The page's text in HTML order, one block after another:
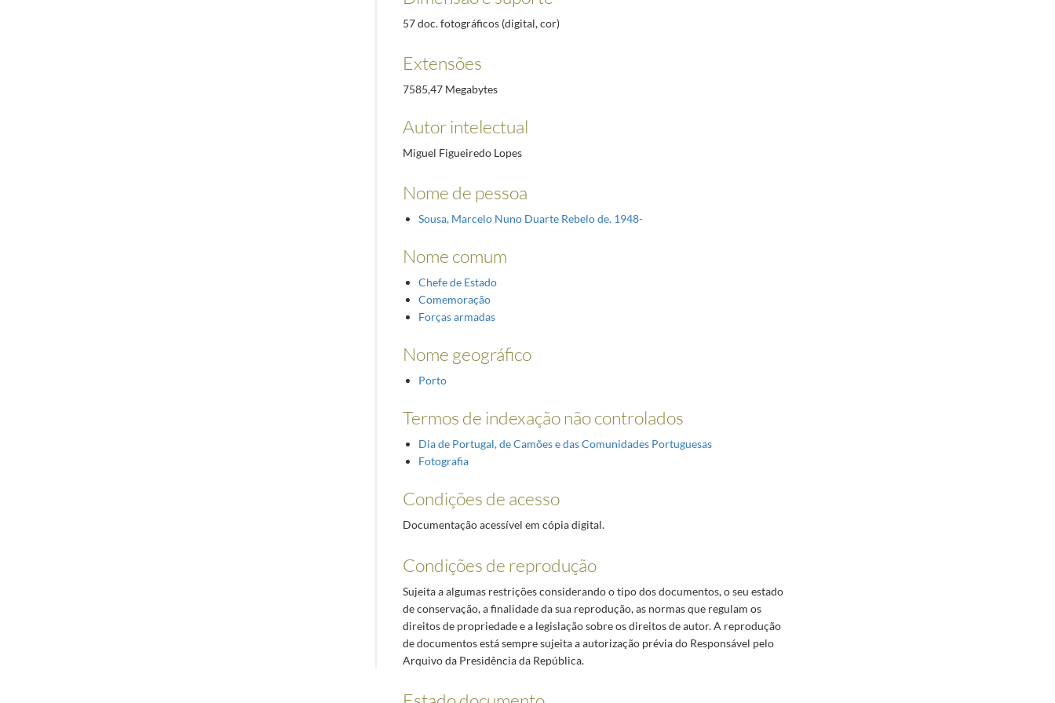
57 doc. fotográficos (digital, cor)
Extensões
7585,47 Megabytes
Autor intelectual
Miguel Figueiredo Lopes
Nome de pessoa
Sousa, Marcelo Nuno Duarte Rebelo de. 1948-
Nome comum
Chefe de Estado
Comemoração
Forças armadas
Nome geográfico
Porto
Termos de indexação não controlados
Dia de Portugal, de Camões e das Comunidades Portuguesas
Fotografia
Condições de acesso
Documentação acessível em cópia digital.
Condições de reprodução
Sujeita a algumas restrições considerando o tipo dos documentos, o seu estado
de conservação, a finalidade da sua reprodução, as normas que regulam os
direitos de propriedade e a legislação sobre os direitos de autor. A reprodução
de documentos está sempre sujeita a autorização prévia do Responsável pelo
Arquivo da Presidência da República.